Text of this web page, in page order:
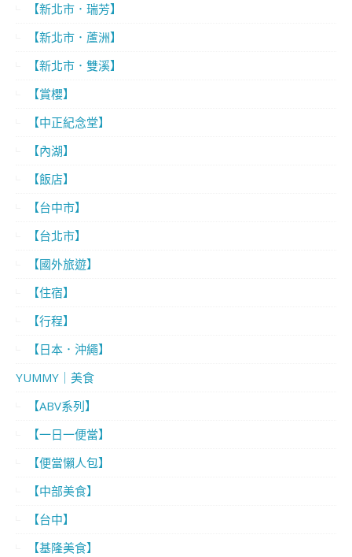
【新北市．瑞芳】
【新北市．蘆洲】
【新北市．雙溪】
【賞櫻】
【中正紀念堂】
【內湖】
【飯店】
【台中市】
【台北市】
【國外旅遊】
【住宿】
【行程】
【日本．沖繩】
YUMMY｜美食
【ABV系列】
【一日一便當】
【便當懶人包】
【中部美食】
【台中】
【基隆美食】